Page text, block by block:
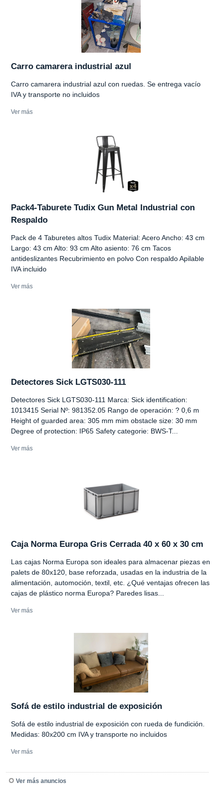
Carro camarera industrial azul
Carro camarera industrial azul con ruedas. Se entrega vacío
IVA y transporte no incluidos
Ver más
Pack4-Taburete Tudix Gun Metal Industrial con
Respaldo
Pack de 4 Taburetes altos Tudix Material: Acero Ancho: 43 cm
Largo: 43 cm Alto: 93 cm Alto asiento: 76 cm Tacos
antideslizantes Recubrimiento en polvo Con respaldo Apilable
IVA incluido
Ver más
Detectores Sick LGTS030-111
Detectores Sick LGTS030-111 Marca: Sick identification:
1013415 Serial Nº: 981352.05 Rango de operación: ? 0,6 m
Height of guarded area: 305 mm mim obstacle size: 30 mm
Degree of protection: IP65 Safety categorie: BWS-T...
Ver más
Caja Norma Europa Gris Cerrada 40 x 60 x 30 cm
Las cajas Norma Europa son ideales para almacenar piezas en
palets de 80x120, base reforzada, usadas en la industria de la
alimentación, automoción, textil, etc. ¿Qué ventajas ofrecen las
cajas de plástico norma Europa? Paredes lisas...
Ver más
Sofá de estilo industrial de exposición
Sofá de estilo industrial de exposición con rueda de fundición.
Medidas: 80x200 cm IVA y transporte no incluidos
Ver más
Ver más anuncios